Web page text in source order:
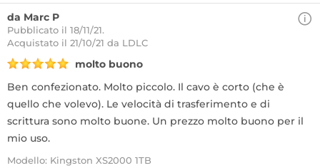
da Marc P
Pubblicato il 18/11/21.
Acquistato il 21/10/21 da LDLC
molto buono
Ben confezionato. Molto piccolo. Il cavo è corto (che è
quello che volevo). Le velocità di trasferimento e di
scrittura sono molto buone. Un prezzo molto buono per il
mio uso.
Modello: Kingston XS2000 1TB